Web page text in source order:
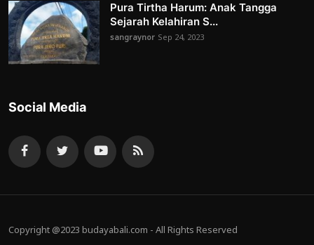
Pura Tirtha Harum: Anak Tangga
Sejarah Kelahiran S...
sangraynor Sep 24, 2023
Social Media
Copyright @2023 budayabali.com - All Rights Reserved